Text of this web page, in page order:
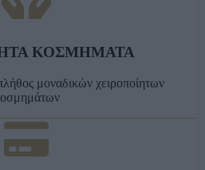
ΚΟΣΜΗΜΑΤΑ
μοναδικών χειροποίητων